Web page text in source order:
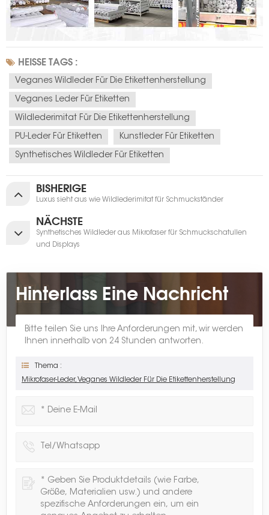
HEISSE TAGS :
Veganes Wildleder Für Die Etikettenherstellung
Veganes Leder Für Etiketten
Wildlederimitat Für Die Etikettenherstellung
PU-Leder Für Etiketten Kunstleder Für Etiketten
Synthetisches Wildleder Für Etiketten
BISHERIGE
Luxus sieht aus wie Wildlederimitat für Schmuckständer
NÄCHSTE
Synthetisches Wildleder aus Mikrofaser für Schmuckschatullen
und Displays
Hinterlass Eine Nachricht
Bitte teilen Sie uns Ihre Anforderungen mit, wir werden
Ihnen innerhalb von 24 Stunden antworten.
Thema :
Mikrofaser-Leder, Veganes Wildleder Für Die Etikettenherstellung